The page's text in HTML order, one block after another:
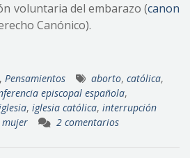
voluntaria del embarazo (canon
Canónico).
, Pensamientos aborto, católica,
episcopal española,
, iglesia católica, interrupción
mujer 2 comentarios